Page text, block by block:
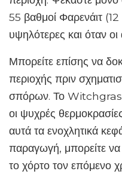
55 βαθμοί Φαρενάιτ
υψηλότερες και όταν οι
Μπορείτε επίσης να
περιοχής πριν
σπόρων. Το
οι ψυχρές
αυτά τα ενοχλητικά
παραγωγή, μπορείτε
το χόρτο τον επόμενο